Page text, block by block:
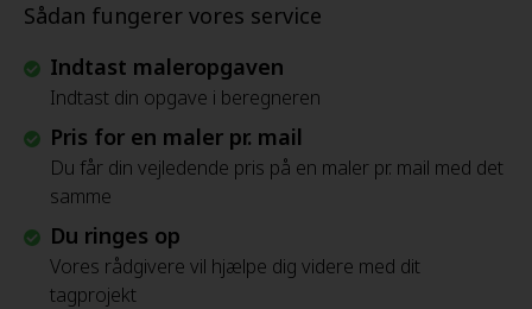
Sådan fungerer vores service
Indtast maleropgaven
Indtast din opgave i beregneren
Pris for en maler pr. mail
Du får din vejledende pris på en maler pr. mail med det
samme
Du ringes op
Vores rådgivere vil hjælpe dig videre med dit
tagprojekt